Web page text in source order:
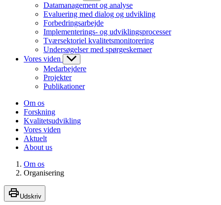
Datamanagement og analyse
Evaluering med dialog og udvikling
Forbedringsarbejde
Implementerings- og udviklingsprocesser
Tværsektoriel kvalitetsmonitorering
Undersøgelser med spørgeskemaer
Vores viden
Medarbejdere
Projekter
Publikationer
Om os
Forskning
Kvalitetsudvikling
Vores viden
Aktuelt
About us
Om os
Organisering
Udskriv